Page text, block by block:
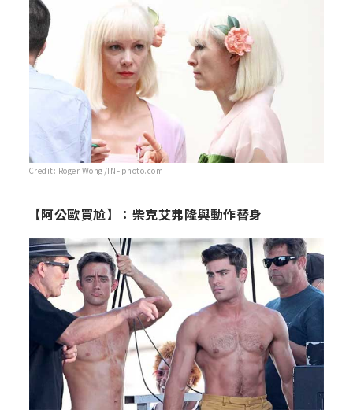
Credit: Roger Wong/INFphoto.com
【阿公歐買尬】：柴克艾弗隆與動作替身